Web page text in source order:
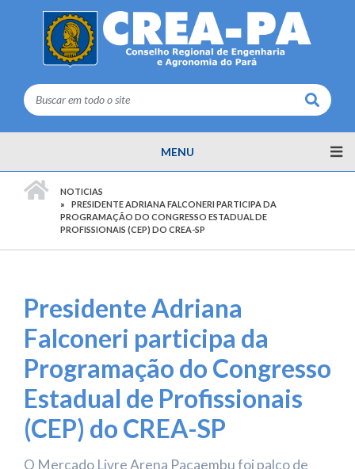
Buscar
MENU
NOTICIAS
PRESIDENTE ADRIANA FALCONERI PARTICIPA DA
PROGRAMAÇÃO DO CONGRESSO ESTADUAL DE
PROFISSIONAIS (CEP) DO CREA-SP
Presidente Adriana
Falconeri participa da
Programação do Congresso
Estadual de Profissionais
(CEP) do CREA-SP
O Mercado Livre Arena Pacaembu foi palco de